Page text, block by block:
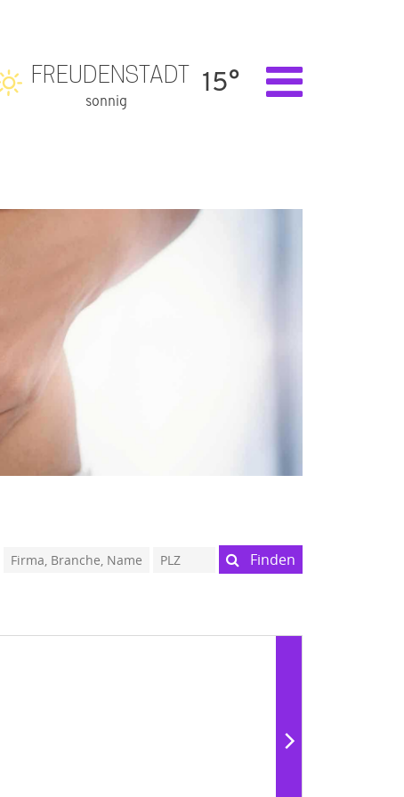
FREUDENSTADT
sonnig
15°
Finden